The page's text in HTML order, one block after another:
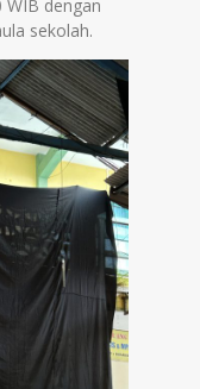
WIB dengan
sekolah.